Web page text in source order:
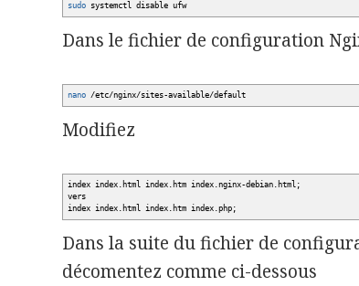
sudo systemctl disable ufw
Dans le fichier de configuration
nano /etc/nginx/sites-available/default
Modifiez
index index.html index.htm index.nginx-debian.html;
vers
index index.html index.htm index.php;
Dans la suite du fichier de
décomentez comme ci-dessous